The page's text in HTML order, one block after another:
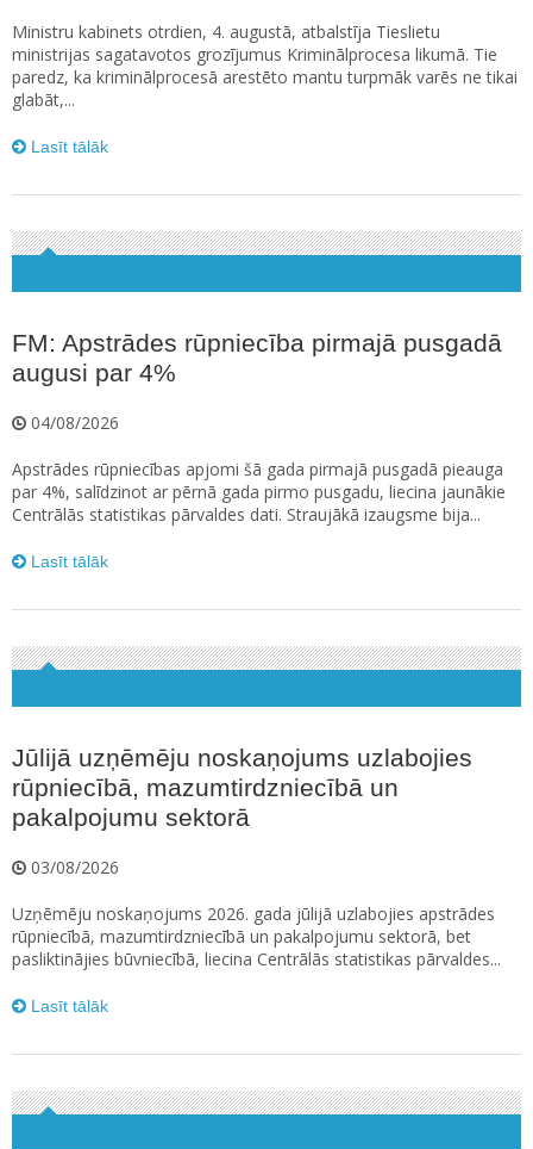
Ministru kabinets otrdien, 4. augustā, atbalstīja Tieslietu
ministrijas sagatavotos grozījumus Kriminālprocesa likumā. Tie
paredz, ka kriminālprocesā arestēto mantu turpmāk varēs ne tikai
glabāt,...
Lasīt tālāk
FM: Apstrādes rūpniecība pirmajā pusgadā
augusi par 4%
04/08/2026
Apstrādes rūpniecības apjomi šā gada pirmajā pusgadā pieauga
par 4%, salīdzinot ar pērnā gada pirmo pusgadu, liecina jaunākie
Centrālās statistikas pārvaldes dati. Straujākā izaugsme bija...
Lasīt tālāk
Jūlijā uzņēmēju noskaņojums uzlabojies
rūpniecībā, mazumtirdzniecībā un
pakalpojumu sektorā
03/08/2026
Uzņēmēju noskaņojums 2026. gada jūlijā uzlabojies apstrādes
rūpniecībā, mazumtirdzniecībā un pakalpojumu sektorā, bet
pasliktinājies būvniecībā, liecina Centrālās statistikas pārvaldes...
Lasīt tālāk